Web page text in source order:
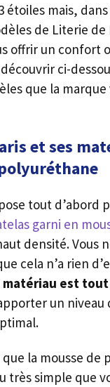
étoiles mais,
de Literie de
offrir un confort
ci-
que la marque
et ses
tout d’abord
garni en
densité. Vous
cela n’a rien
matériau est tout
un niveau
que la mousse de
très simple que